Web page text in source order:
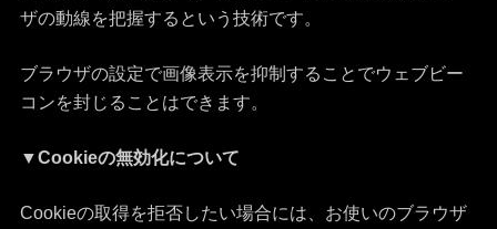
ザの動線を把握するという技術です。
ブラウザの設定で画像表示を抑制することでウェブビー
コンを封じることはできます。
▼Cookieの無効化について
Cookieの取得を拒否したい場合には、お使いのブラウザ